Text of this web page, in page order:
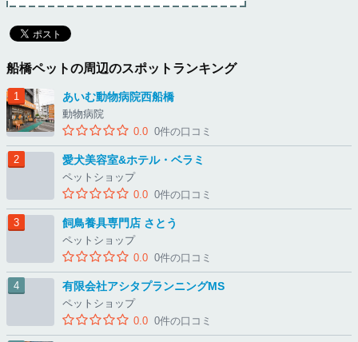
船橋ペットの周辺のスポットランキング
あいむ動物病院西船橋
動物病院
0.0 0件の口コミ
愛犬美容室&ホテル・ベラミ
ペットショップ
0.0 0件の口コミ
飼鳥養具専門店 さとう
ペットショップ
0.0 0件の口コミ
有限会社アシタプランニングMS
ペットショップ
0.0 0件の口コミ